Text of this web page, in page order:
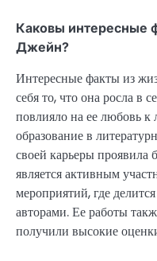
Каковы интересные
Джейн?
Интересные факты из
себя то, что она росла в
повлияло на ее любовь к
образование в
своей карьеры проявила
является активным
мероприятий, где
авторами. Ее работы
получили высокие